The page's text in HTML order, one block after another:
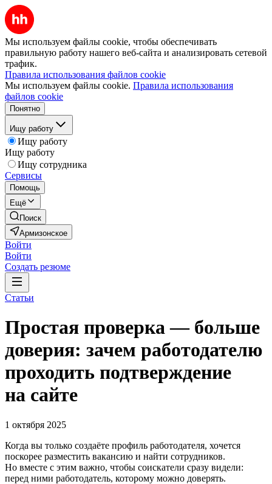
Мы используем файлы cookie, чтобы обеспечивать
правильную работу нашего веб-сайта и анализировать сетевой
трафик.
Правила использования файлов cookie
Мы используем файлы cookie. Правила использования
файлов cookie
Понятно
Ищу работу
Ищу работу
Ищу работу
Ищу сотрудника
Сервисы
Помощь
Ещё
Поиск
Армизонское
Войти
Войти
Создать резюме
Статьи
Простая проверка — больше
доверия: зачем работодателю
проходить подтверждение
на сайте
1 октября 2025
Когда вы только создаёте профиль работодателя, хочется
поскорее разместить вакансию и найти сотрудников.
Но вместе с этим важно, чтобы соискатели сразу видели:
перед ними работодатель, которому можно доверять.